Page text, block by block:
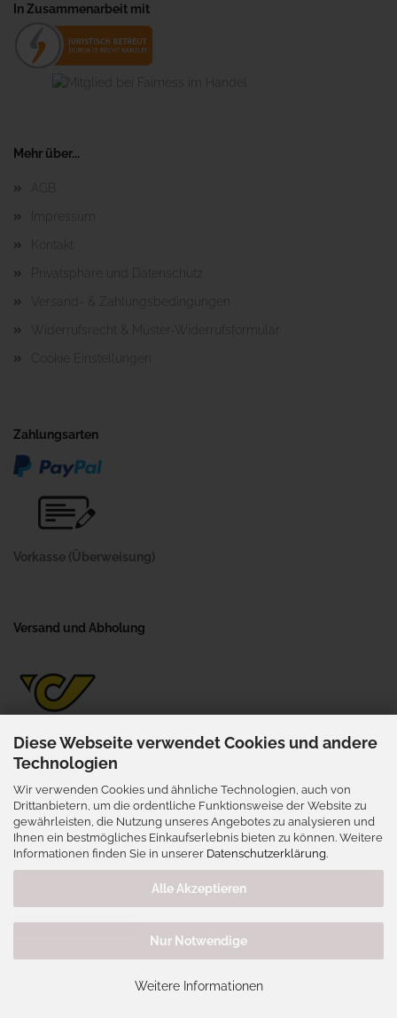
Diese Webseite verwendet Cookies und andere
Technologien
Wir verwenden Cookies und ähnliche Technologien, auch von
Drittanbietern, um die ordentliche Funktionsweise der Website zu
gewährleisten, die Nutzung unseres Angebotes zu analysieren und
Ihnen ein bestmögliches Einkaufserlebnis bieten zu können. Weitere
Informationen finden Sie in unserer Datenschutzerklärung.
Alle Akzeptieren
Nur Notwendige
Weitere Informationen
In Zusammenarbeit mit
Mehr über...
Impressum
Kontakt
Privatsphäre und Datenschutz
Versand- & Zahlungsbedingungen
Widerrufsrecht & Muster-Widerrufsformular
Cookie Einstellungen
Zahlungsarten
Vorkasse (Überweisung)
Versand und Abholung
Selbstabholung
Wienerstraße 41, 3702 Niederrußbach
nur nach vorheriger Terminabsprache
Vertrag widerrufen